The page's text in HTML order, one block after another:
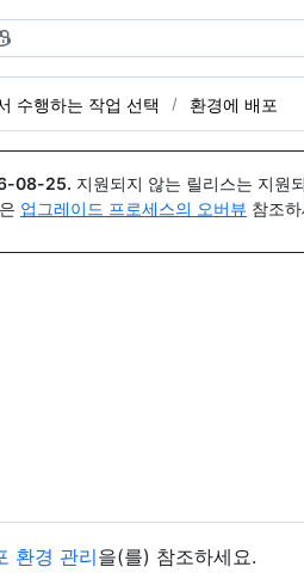
수행하는 작업 선택 환경에 배포
08-25. 지원되지 않는 릴리스는 지원
업그레이드 프로세스의 오버뷰 참조
환경 관리을(를) 참조하세요.